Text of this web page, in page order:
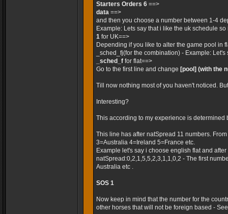
Starters Orders 6 ==>
data ==>
and then you choose a number between 1-4
Example: Lets say that i like the uk schedule so
1 for UK==>
Depending if you like to alter the game pool in
_sched_fj(for the combination) - Example:
_sched_f for flat==>
Go to the first line and change [pool] (with the
Till now nothing most of you haven't noticed.
Interesting?
This according to my experience is
This line has after natSpread 11 numbers.
3=Australia 4=Ireland 5=France etc.
Example let's say i choose english flat and
natSpread:0,2,1,5,5,2,3,1,1,0,2 - The first
Australia etc .
SOS 1
Now keep in mind that the number for the
other horses that will not be foreign based -